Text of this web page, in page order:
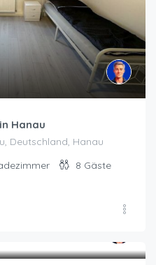
Hanau
Deutschland, Hanau
8 Gäste